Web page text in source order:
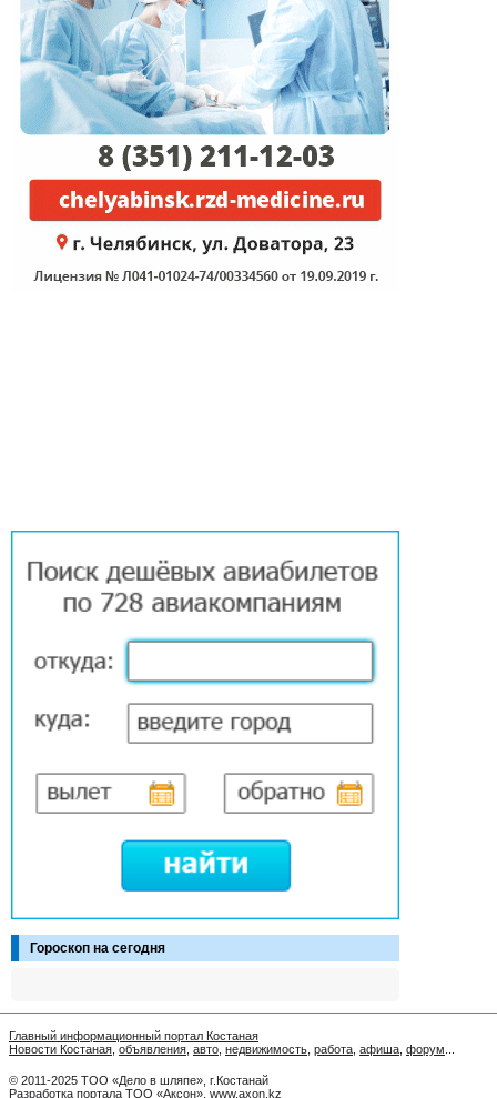
Гороскоп на сегодня
Главный информационный портал Костаная
Новости Костаная объявления авто недвижимость работа афиша форум
© 2011-2025 ТОО «Дело в шляпе», г.Костанай
Разработка портала ТОО «Аксон» www.axon.kz